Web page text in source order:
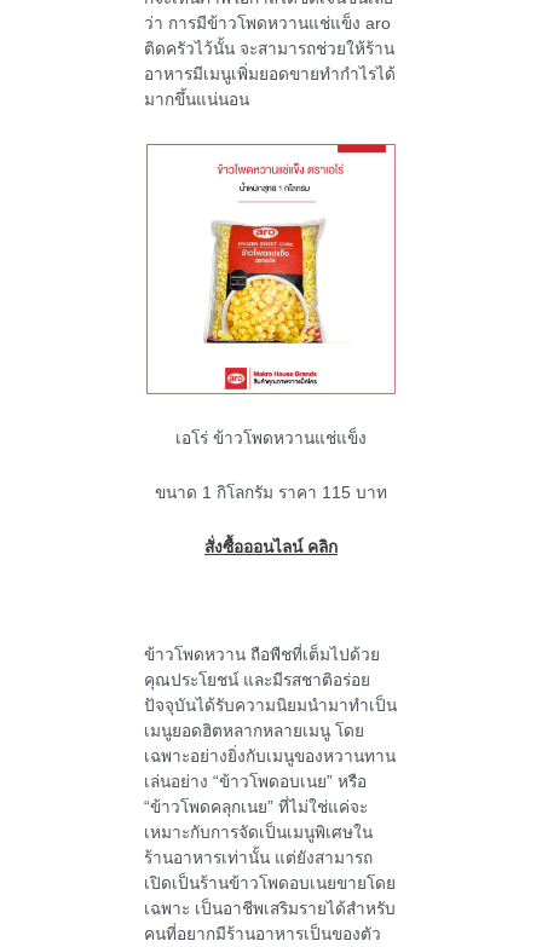
ว่า การมีข้าวโพดหวานแช่แข็ง aro
ติดครัวไว้นั้น จะสามารถช่วยให้ร้าน
อาหารมีเมนูเพิ่มยอดขายทำกำไรได้
มากขึ้นแน่นอน
เอโร่ ข้าวโพดหวานแช่แข็ง
ขนาด 1 กิโลกรัม ราคา 115 บาท
สั่งซื้อออนไลน์ คลิก
ข้าวโพดหวาน ถือพืชที่เต็มไปด้วย
คุณประโยชน์ และมีรสชาติอร่อย
ปัจจุบันได้รับความนิยมนำมาทำเป็น
เมนูยอดฮิตหลากหลายเมนู โดย
เฉพาะอย่างยิ่งกับเมนูของหวานทาน
เล่นอย่าง “ข้าวโพดอบเนย” หรือ
“ข้าวโพดคลุกเนย” ที่ไม่ใช่แค่จะ
เหมาะกับการจัดเป็นเมนูพิเศษใน
ร้านอาหารเท่านั้น แต่ยังสามารถ
เปิดเป็นร้านข้าวโพดอบเนยขายโดย
เฉพาะ เป็นอาชีพเสริมรายได้สำหรับ
คนที่อยากมีร้านอาหารเป็นของตัว